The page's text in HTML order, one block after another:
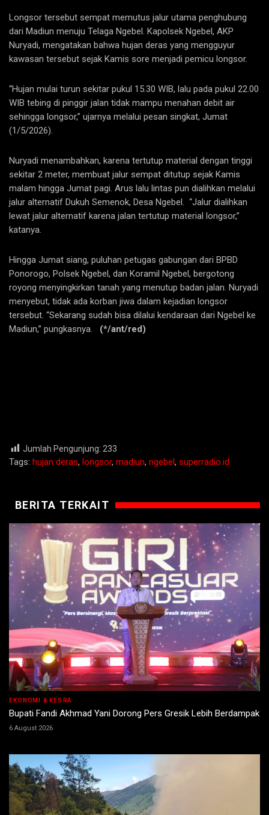
Longsor tersebut sempat memutus jalur utama penghubung
dari Madiun menuju Telaga Ngebel. Kapolsek Ngebel, AKP
Nuryadi, mengatakan bahwa hujan deras yang mengguyur
kawasan tersebut sejak Kamis sore menjadi pemicu longsor.
“Hujan mulai turun sekitar pukul 15.30 WIB, lalu pada pukul 22.00
WIB tebing di pinggir jalan tidak mampu menahan debit air
sehingga longsor,” ujarnya melalui pesan singkat, Jumat
(1/5/2026).
Nuryadi menambahkan, karena tertutup material dengan tinggi
sekitar 2 meter, membuat jalur sempat ditutup sejak Kamis
malam hingga Jumat pagi. Arus lalu lintas pun dialihkan melalui
jalur alternatif Dukuh Semenok, Desa Ngebel. “Jalur dialihkan
lewat jalur alternatif karena jalan tertutup material longsor,”
katanya.
Hingga Jumat siang, puluhan petugas gabungan dari BPBD
Ponorogo, Polsek Ngebel, dan Koramil Ngebel, bergotong
royong menyingkirkan tanah yang menutup badan jalan. Nuryadi
menyebut, tidak ada korban jiwa dalam kejadian longsor
tersebut. “Sekarang sudah bisa dilalui kendaraan dari Ngebel ke
Madiun,” pungkasnya. (*/ant/red)
Jumlah Pengunjung: 233
Tags: hujan deras, longsor, madiun, ngebel, superradio.id
BERITA TERKAIT
EKONOMI & KESRA
Bupati Fandi Akhmad Yani Dorong Pers Gresik Lebih Berdampak
6 August 2026